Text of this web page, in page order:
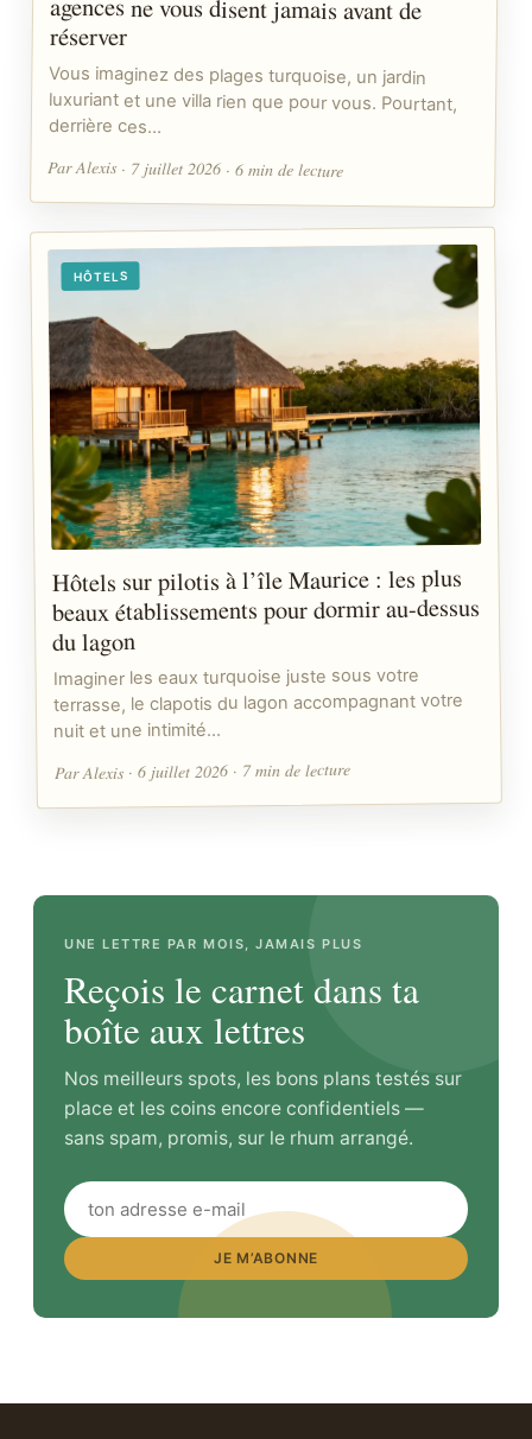
réserver
Vous imaginez des plages turquoise, un jardin
luxuriant et une villa rien que pour vous. Pourtant,
derrière ces…
Par Alexis · 7 juillet 2026 · 6 min de lecture
HÔTELS
Hôtels sur pilotis à l’île Maurice : les plus
beaux établissements pour dormir au-dessus
du lagon
Imaginer les eaux turquoise juste sous votre
terrasse, le clapotis du lagon accompagnant votre
nuit et une intimité…
Par Alexis · 6 juillet 2026 · 7 min de lecture
UNE LETTRE PAR MOIS, JAMAIS PLUS
Reçois le carnet dans ta
boîte aux lettres
Nos meilleurs spots, les bons plans testés sur
place et les coins encore confidentiels —
sans spam, promis, sur le rhum arrangé.
JE M’ABONNE